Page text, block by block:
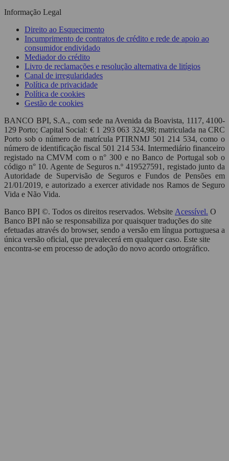
Informação Legal
Direito ao Esquecimento
Incumprimento de contratos de crédito e rede de apoio ao
consumidor endividado
Mediador do crédito
Livro de reclamações e resolução alternativa de litígios
Canal de irregularidades
Política de privacidade
Política de cookies
Gestão de cookies
BANCO BPI, S.A., com sede na Avenida da Boavista, 1117, 4100-
129 Porto; Capital Social: € 1 293 063 324,98; matriculada na CRC
Porto sob o número de matrícula PTIRNMJ 501 214 534, como o
número de identificação fiscal 501 214 534. Intermediário financeiro
registado na CMVM com o n° 300 e no Banco de Portugal sob o
código n° 10. Agente de Seguros n.º 419527591, registado junto da
Autoridade de Supervisão de Seguros e Fundos de Pensões em
21/01/2019, e autorizado a exercer atividade nos Ramos de Seguro
Vida e Não Vida.
Banco BPI ©. Todos os direitos reservados. Website Acessível. O
Banco BPI não se responsabiliza por quaisquer traduções do site
efetuadas através do browser, sendo a versão em língua portuguesa a
única versão oficial, que prevalecerá em qualquer caso. Este site
encontra-se em processo de adoção do novo acordo ortográfico.